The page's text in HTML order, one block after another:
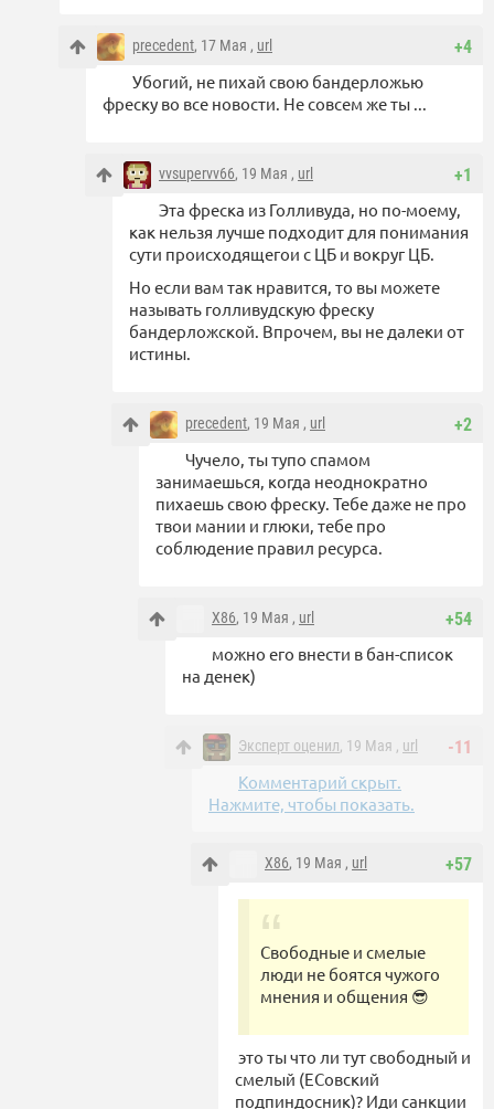
+4
precedent, 17 Мая , url
Убогий, не пихай свою бандерложью
фреску во все новости. Не совсем же ты ...
+1
vvsupervv66, 19 Мая , url
Эта фреска из Голливуда, но по-моему,
как нельзя лучше подходит для понимания
сути происходящегои с ЦБ и вокруг ЦБ.
Но если вам так нравится, то вы можете
называть голливудскую фреску
бандерложской. Впрочем, вы не далеки от
истины.
+2
precedent, 19 Мая , url
Чучело, ты тупо спамом
занимаешься, когда неоднократно
пихаешь свою фреску. Тебе даже не про
твои мании и глюки, тебе про
соблюдение правил ресурса.
+54
X86, 19 Мая , url
можно его внести в бан-список
на денек)
-11
Эксперт оценил, 19 Мая , url
Комментарий скрыт.
Нажмите, чтобы показать.
+57
X86, 19 Мая , url
Свободные и смелые
люди не боятся чужого
мнения и общения 😎
это ты что ли тут свободный и
смелый (ЕСовский
подпиндосник)? Иди санкции